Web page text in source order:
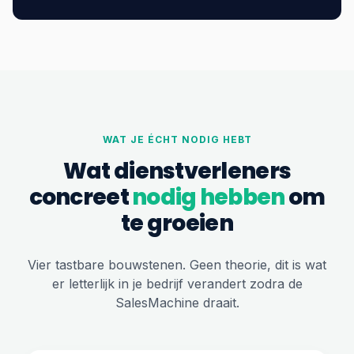
WAT JE ÉCHT NODIG HEBT
Wat dienstverleners
concreetnodig hebbenom
te groeien
Vier tastbare bouwstenen. Geen theorie, dit is wat
er letterlijk in je bedrijf verandert zodra de
SalesMachine draait.